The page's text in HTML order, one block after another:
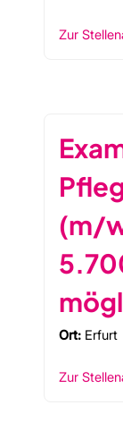
Zur
(m/
Ort: Erfurt
Zur